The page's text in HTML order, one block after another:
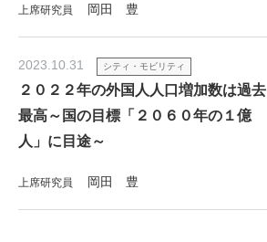
上席研究員 岡田 豊
2023.10.31 シティ・モビリティ
２０２２年の外国人人口増加数は過去
最高～国の目標「２０６０年の１億
人」に目途～
上席研究員 岡田 豊